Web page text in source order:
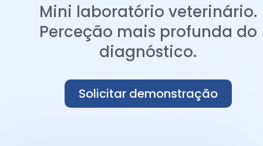
Mini laboratório veterinário.
Perceção mais profunda do
diagnóstico.
Solicitar demonstração